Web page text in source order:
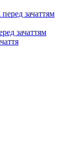
зачаттям